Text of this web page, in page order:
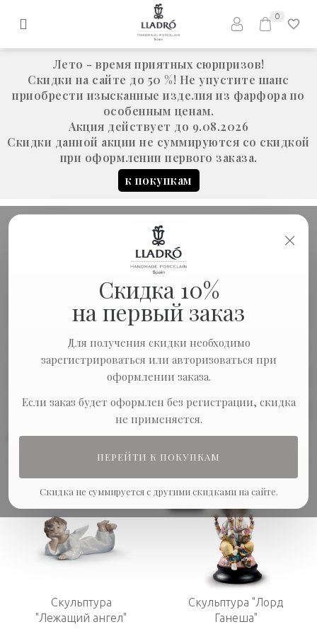
Лето - время приятных сюрпризов!
Скидки на сайте до 50 %! Не упустите шанс
приобрести изысканные изделия из фарфора по
особенным ценам.
Акция действует до 9.08.2026
Скидки данной акции не суммируются со скидкой
при оформлении первого заказа.
к покупкам
0
×
Скидка 10%
на первый заказ
Для получения скидки необходимо
зарегистрироваться или авторизоваться при
оформлении заказа.
Если заказ будет оформлен без регистрации, скидка
не применяется.
ПЕРЕЙТИ К ПОКУПКАМ
Скидка не суммируется с другими скидками на сайте.
В НАЛИЧИИ «РЕЛИГИЯ»
В наличии «религия»
В наличии
Скульптура
"Лежащий ангел"
-20%
Скульптура "Лорд
Ганеша"